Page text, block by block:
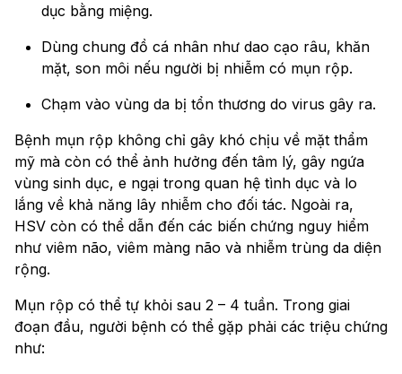
dục bằng miệng.
Dùng chung đồ cá nhân như dao cạo râu, khăn
mặt, son môi nếu người bị nhiễm có mụn rộp.
Chạm vào vùng da bị tổn thương do virus gây ra.
Bệnh mụn rộp không chỉ gây khó chịu về mặt thẩm
mỹ mà còn có thể ảnh hưởng đến tâm lý, gây ngứa
vùng sinh dục, e ngại trong quan hệ tình dục và lo
lắng về khả năng lây nhiễm cho đối tác. Ngoài ra,
HSV còn có thể dẫn đến các biến chứng nguy hiểm
như viêm não, viêm màng não và nhiễm trùng da diện
rộng.
Mụn rộp có thể tự khỏi sau 2 – 4 tuần. Trong giai
đoạn đầu, người bệnh có thể gặp phải các triệu chứng
như: